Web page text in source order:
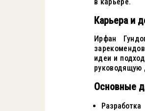
Карьера и
Ирфан
идеи и
руководящую
Основные